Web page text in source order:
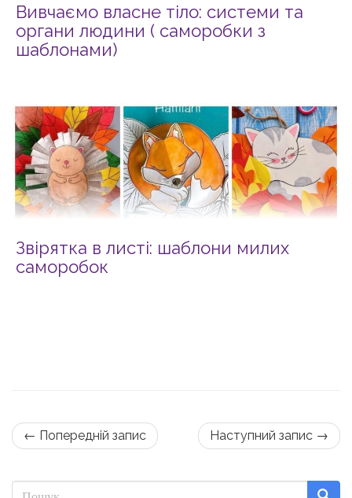
Вивчаємо власне тіло: системи та
органи людини ( саморобки з
шаблонами)
Звірятка в листі: шаблони милих
саморобок
← Попередній запис Наступний запис →